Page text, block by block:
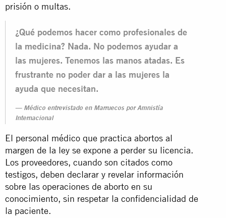
prisión o multas.
¿Qué podemos hacer como profesionales de
la medicina? Nada. No podemos ayudar a
las mujeres. Tenemos las manos atadas. Es
frustrante no poder dar a las mujeres la
ayuda que necesitan.
Médico entrevistado en Marruecos por Amnistía
Internacional
El personal médico que practica abortos al
margen de la ley se expone a perder su licencia.
Los proveedores, cuando son citados como
testigos, deben declarar y revelar información
sobre las operaciones de aborto en su
conocimiento, sin respetar la confidencialidad de
la paciente.